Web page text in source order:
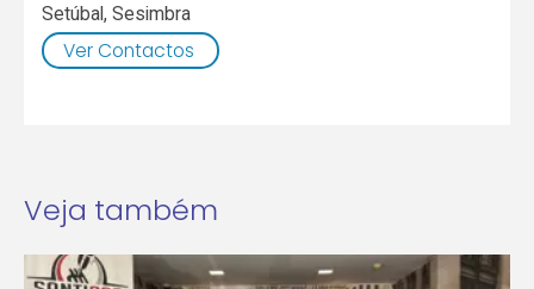
Setúbal,Sesimbra
Ver Contactos
Veja também